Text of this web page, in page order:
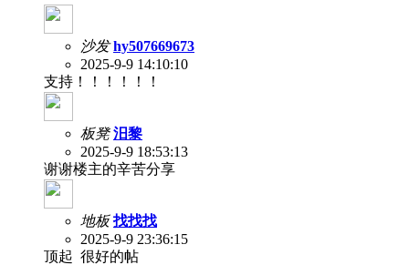
沙发 hy507669673
2025-9-9 14:10:10
支持！！！！！！
板凳 汨黎
2025-9-9 18:53:13
谢谢楼主的辛苦分享
地板 找找找
2025-9-9 23:36:15
顶起 很好的帖